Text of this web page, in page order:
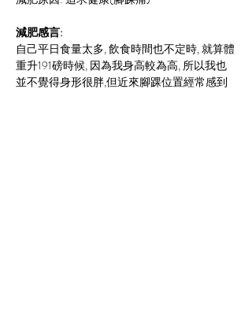
減肥感言:
自己平日食量太多, 飲食時間也不定時, 就算體
重升191磅時候, 因為我身高較為高, 所以我也
並不覺得身形很胖,但近來腳踝位置經常感到